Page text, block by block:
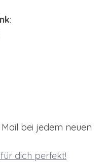
:
bei jedem neuen
dich perfekt!